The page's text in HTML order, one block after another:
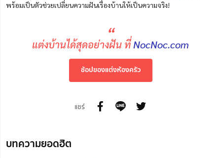
พร้อมเป็นตัวช่วยเปลี่ยนความฝันเรื่องบ้านให้เป็นความจริง!
“
แต่งบ้านได้สุดอย่างฝัน ที่NocNoc.com
ช้อปของแต่งห้องครัว
แชร์
บทความยอดฮิต